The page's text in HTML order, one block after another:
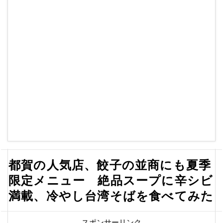
都賀の人気店、餃子の並商にも夏季
限定メニュー 絶品スープに辛シビ
満載、冷やし台湾そばを食べてみた